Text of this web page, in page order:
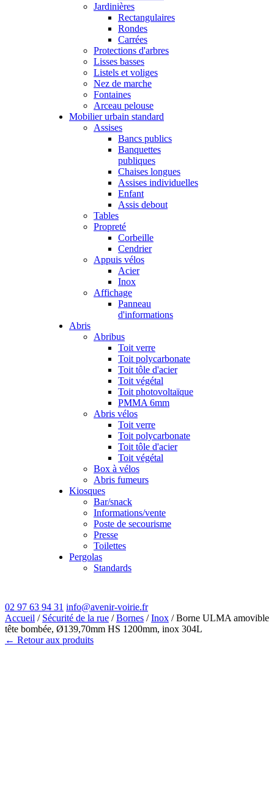
Jardinières
Rectangulaires
Rondes
Carrées
Protections d'arbres
Lisses basses
Listels et voliges
Nez de marche
Fontaines
Arceau pelouse
Mobilier urbain standard
Assises
Bancs publics
Banquettes
publiques
Chaises longues
Assises individuelles
Enfant
Assis debout
Tables
Propreté
Corbeille
Cendrier
Appuis vélos
Acier
Inox
Affichage
Panneau
d'informations
Abris
Abribus
Toit verre
Toit polycarbonate
Toit tôle d'acier
Toit végétal
Toit photovoltaïque
PMMA 6mm
Abris vélos
Toit verre
Toit polycarbonate
Toit tôle d'acier
Toit végétal
Box à vélos
Abris fumeurs
Kiosques
Bar/snack
Informations/vente
Poste de secourisme
Presse
Toilettes
Pergolas
Standards
02 97 63 94 31 info@avenir-voirie.fr
Accueil / Sécurité de la rue /Bornes /Inox / Borne ULMA amovible
tête bombée, Ø139,70mm HS 1200mm, inox 304L
← Retour aux produits